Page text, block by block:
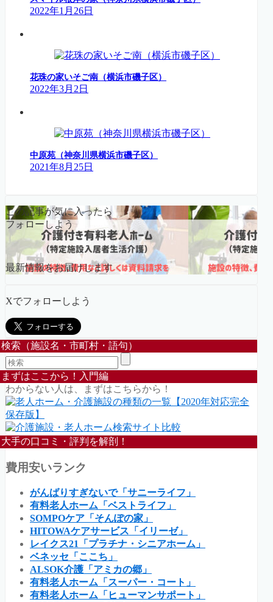
2022年1月26日
花珠の家いそご南（横浜市磯子区）
2022年3月2日
中原苑（神奈川県横浜市磯子区）
2021年8月25日
この記事が気に入ったら
フォローしよう
最新情報をお届けします
Xでフォローしよう
検索（施設名・市町村・語句）
まずはここから！入門編
わからない人は、まずはこちらから！
大手の口コミ・評判を解剖！
費用安いランク
がんばりすぎないで「サニーライフ」
有料老人ホーム「ベストライフ」
SOMPOケア「そんぽの家」
HITOWAケアサービス「イリーゼ」
レイクス21「プラチナ・シニアホーム」
ベネッセ「ここち」
ALSOK介護「アミカの郷」
有料老人ホーム「スーパー・コート」
有料老人ホーム「ヒューマンサポート」